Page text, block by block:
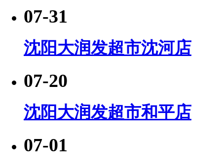
07-31
沈阳大润发超市沈河店
07-20
沈阳大润发超市和平店
07-01